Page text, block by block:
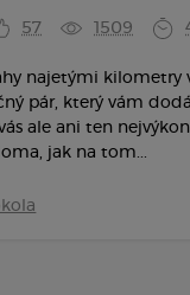
57 1509
najetými kilometry
pár, který vám
ale ani ten
jak na tom...